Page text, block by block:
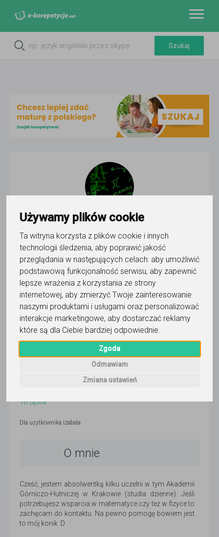
Używamy plików cookie
Ta witryna korzysta z plików cookie i innych
technologii śledzenia, aby poprawić jakość
przeglądania w następujących celach: aby umożliwić
podstawową funkcjonalność serwisu, aby zapewnić
lepsze wrażenia z korzystania ze strony
internetowej, aby zmierzyć Twoje zainteresowanie
naszymi produktami i usługami oraz personalizować
interakcje marketingowe, aby dostarczać reklamy
które są dla Ciebie bardziej odpowiednie.
Zgoda
Odmawiam
Zmiana ustawień
Wyślij wiadomość
Ostatnia aktywność:
28 dni temu
Pokaż
Korepetytor prowadzi zajęcia online
Wyślij wiadomość
/5
16opinii
Dla użytkownika Izabela
O mnie
Cześć, jestem absolwentką kilku uczelni w tym Akademii
Górniczo-Hutniczej w Krakowie (studia dzienne). Jeśli
potrzebujesz wsparcia w matematyce czy też w fizyce to
zachęcam do kontaktu. Na pewno pomogę bowiem jest
to mój konik :D